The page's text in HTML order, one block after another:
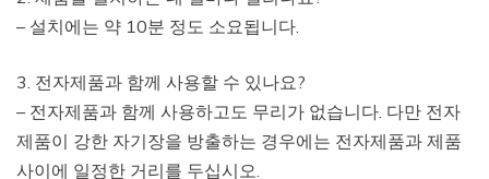
– 설치에는 약 10분 정도 소요됩니다.
3. 전자제품과 함께 사용할 수 있나요?
– 전자제품과 함께 사용하고도 무리가 없습니다. 다만 전자
제품이 강한 자기장을 방출하는 경우에는 전자제품과 제품
사이에 일정한 거리를 두십시오.